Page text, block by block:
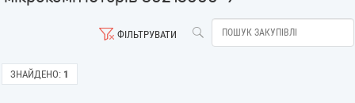
ФІЛЬТРУВАТИ
ЗНАЙДЕНО: 1